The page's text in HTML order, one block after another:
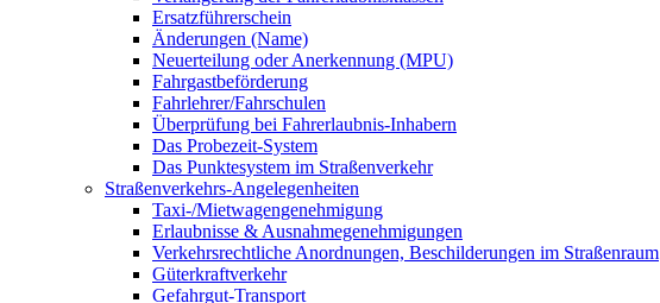
Ersatzführerschein
Änderungen (Name)
Neuerteilung oder Anerkennung (MPU)
Fahrgastbeförderung
Fahrlehrer/Fahrschulen
Überprüfung bei Fahrerlaubnis-Inhabern
Das Probezeit-System
Das Punktesystem im Straßenverkehr
Straßenverkehrs-Angelegenheiten
Taxi-/Mietwagengenehmigung
Erlaubnisse & Ausnahmegenehmigungen
Verkehrsrechtliche Anordnungen, Beschilderungen im Straßenraum
Güterkraftverkehr
Gefahrgut-Transport